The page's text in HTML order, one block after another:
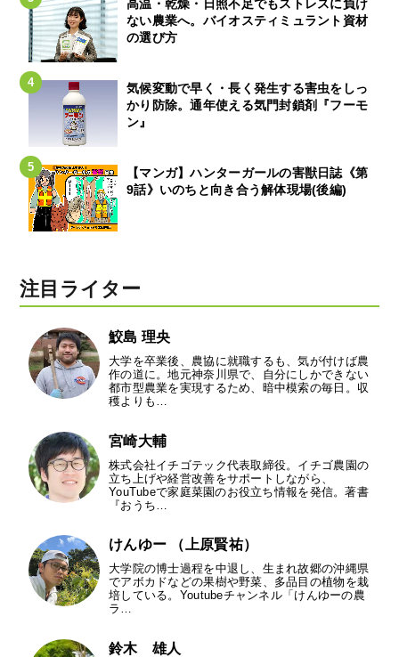
高温・乾燥・日照不足でもストレスに負け
ない農業へ。バイオスティミュラント資材
の選び方
気候変動で早く・長く発生する害虫をしっ
かり防除。通年使える気門封鎖剤『フーモ
ン』
【マンガ】ハンターガールの害獣日誌《第
9話》いのちと向き合う解体現場(後編)
注目ライター
鮫島 理央
大学を卒業後、農協に就職するも、気が付けば農
作の道に。地元神奈川県で、自分にしかできない
都市型農業を実現するため、暗中模索の毎日。収
穫よりも…
宮崎大輔
株式会社イチゴテック代表取締役。イチゴ農園の
立ち上げや経営改善をサポートしながら、
YouTubeで家庭菜園のお役立ち情報を発信。著書
『おうち…
けんゆー （上原賢祐）
大学院の博士過程を中退し、生まれ故郷の沖縄県
でアボカドなどの果樹や野菜、多品目の植物を栽
培している。Youtubeチャンネル「けんゆーの農
ラ…
鈴木 雄人